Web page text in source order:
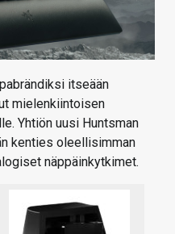
itseään
mielenkiintoisen
Yhtiön uusi Huntsman
kenties oleellisimman
näppäinkytkimet.